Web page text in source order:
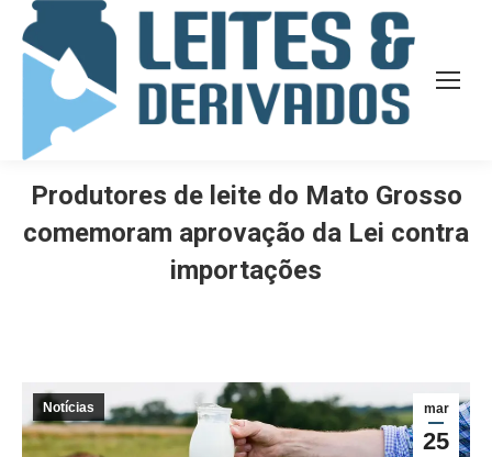
Produtores de leite do Mato Grosso
comemoram aprovação da Lei contra
importações
mar
25
Notícias